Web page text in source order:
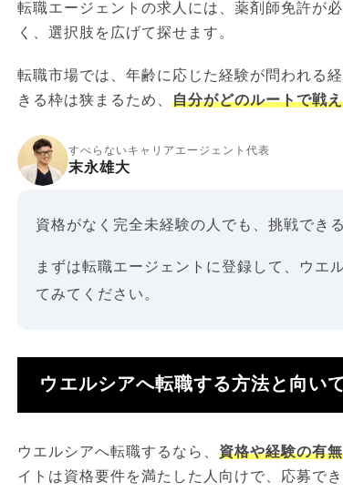
転職エージェントの求人には、薬剤師免許が
く、選択肢を広げて探せます。
転職市場では、年齢に応じた経験が問われる
きる枠は狭まるため、自分がどのルートで戦
すべらないキャリアエージェント代表
末永雄大
資格がなく完全未経験の人でも、挑戦でき
まずは転職エージェントに登録して、ウエ
てみてください。
ウエルシアへ転職する方法と向い
ウエルシアへ転職するなら、 資格や経験の有
イトは資格要件を満たした人向けで、応募で